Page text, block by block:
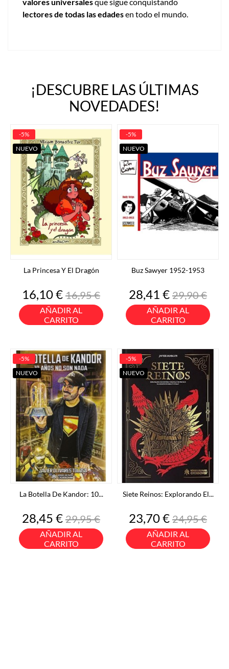
valores universalesque sigue conquistando
lectores de todas las edadesen todo el mundo.
¡DESCUBRE LAS ÚLTIMAS
NOVEDADES!
La Princesa Y El Dragón
Precio
16,10 €Precio
base
16,95 €
AÑADIR AL
CARRITO
-5%
NUEVO
Buz Sawyer 1952-1953
Precio
28,41 €Precio
base
29,90 €
AÑADIR AL
CARRITO
-5%
NUEVO
La Botella De Kandor: 10...
Precio
28,45 €Precio
base
29,95 €
AÑADIR AL
CARRITO
-5%
NUEVO
Siete Reinos: Explorando El...
Precio
23,70 €Precio
base
24,95 €
AÑADIR AL
CARRITO
-5%
NUEVO